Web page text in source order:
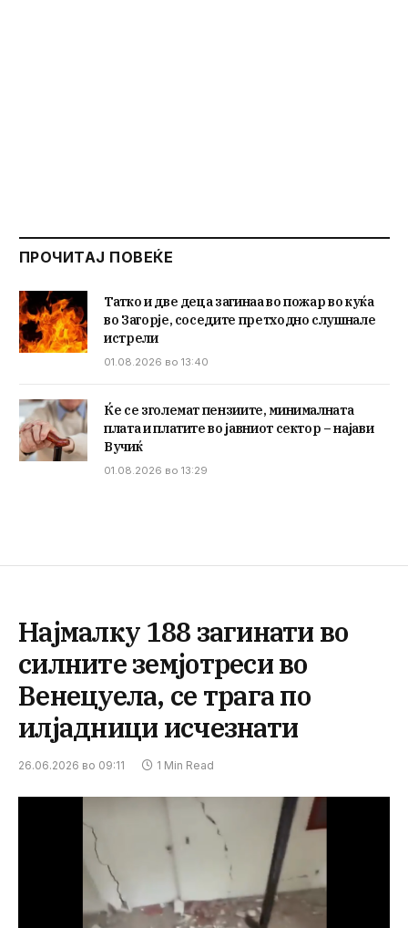
ПРОЧИТАЈ ПОВЕЌЕ
Татко и две деца загинаа во пожар во куќа
во Загорје, соседите претходно слушнале
истрели
01.08.2026 во 13:40
Ќе се зголемат пензиите, минималната
плата и платите во јавниот сектор – најави
Вучиќ
01.08.2026 во 13:29
Најмалку 188 загинати во
силните земјотреси во
Венецуела, се трага по
илјадници исчезнати
26.06.2026 во 09:11 1 Min Read